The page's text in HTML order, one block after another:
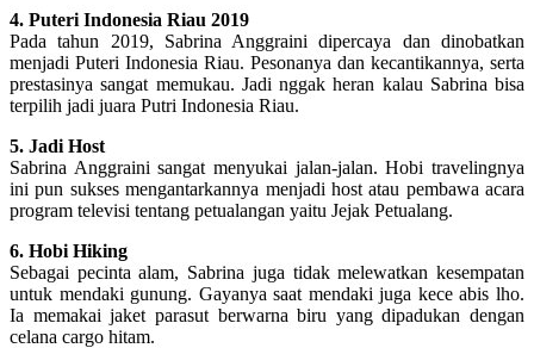
4. Puteri Indonesia Riau 2019
Pada tahun 2019, Sabrina Anggraini dipercaya dan dinobatkan
menjadi Puteri Indonesia Riau. Pesonanya dan kecantikannya, serta
prestasinya sangat memukau. Jadi nggak heran kalau Sabrina bisa
terpilih jadi juara Putri Indonesia Riau.
5. Jadi Host
Sabrina Anggraini sangat menyukai jalan-jalan. Hobi travelingnya
ini pun sukses mengantarkannya menjadi host atau pembawa acara
program televisi tentang petualangan yaitu Jejak Petualang.
6. Hobi Hiking
Sebagai pecinta alam, Sabrina juga tidak melewatkan kesempatan
untuk mendaki gunung. Gayanya saat mendaki juga kece abis lho.
Ia memakai jaket parasut berwarna biru yang dipadukan dengan
celana cargo hitam.